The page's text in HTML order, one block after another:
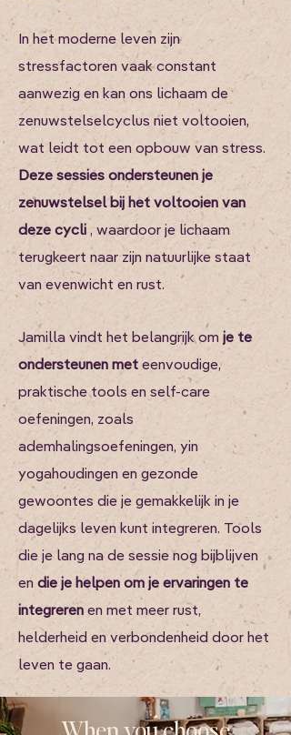
In het moderne leven zijn
stressfactoren vaak constant
aanwezig en kan ons lichaam de
zenuwstelselcyclus niet voltooien,
wat leidt tot een opbouw van stress.
Deze sessies ondersteunen je
zenuwstelsel bij het voltooien van
deze cycli , waardoor je lichaam
terugkeert naar zijn natuurlijke staat
van evenwicht en rust.
Jamilla vindt het belangrijk om je te
ondersteunen met eenvoudige,
praktische tools en self-care
oefeningen, zoals
ademhalingsoefeningen, yin
yogahoudingen en gezonde
gewoontes die je gemakkelijk in je
dagelijks leven kunt integreren. Tools
die je lang na de sessie nog bijblijven
en die je helpen om je ervaringen te
integreren en met meer rust,
helderheid en verbondenheid door het
leven te gaan.